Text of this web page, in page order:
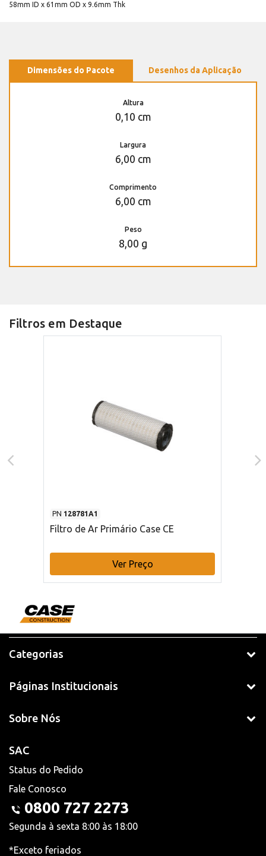
58mm ID x 61mm OD x 9.6mm Thk
Dimensões do Pacote Desenhos da Aplicação
Altura
0,10 cm
Largura
6,00 cm
Comprimento
6,00 cm
Peso
8,00 g
Filtros em Destaque
PN 128781A1
Filtro de Ar Primário Case CE
Ver Preço
Categorias
Páginas Institucionais
Sobre Nós
SAC
Status do Pedido
Fale Conosco
0800 727 2273
Segunda à sexta 8:00 às 18:00
*Exceto feriados